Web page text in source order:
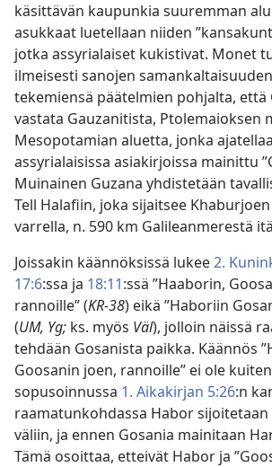
käsittävän kaupunkia suuremman
asukkaat luetellaan niiden
jotka assyrialaiset kukistivat. Monet
ilmeisesti sanojen
tekemiensä päätelmien pohjalta, että
vastata Gauzanitista, Ptolemaioksen
Mesopotamian aluetta, jonka
assyrialaisissa asiakirjoissa mainittu
Muinainen Guzana yhdistetään
Tell Halafiin, joka sijaitsee
varrella, n. 590 km Galileanmerestä
Joissakin käännöksissä lukee2.
17:6:ssa ja 18:11:ssä ”Haaborin,
rannoille” (KR-38) eikä ”Haboriin
(UM, Yg; ks. myös Väl), jolloin näissä
tehdään Gosanista paikka. Käännös
Goosanin joen, rannoille” ei ole
sopusoinnussa 1. Aikakirjan 5:26:n
raamatunkohdassa Habor sijoitetaan
väliin, ja ennen Gosania mainitaan
Tämä osoittaa, etteivät Habor ja